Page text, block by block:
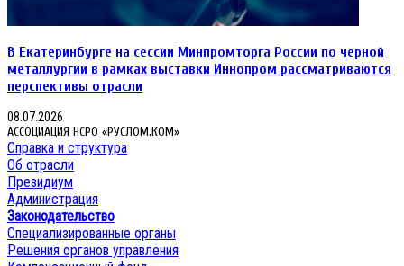
В Екатеринбурге на сессии Минпромторга России по черной
металлургии в рамках выставки Иннопром рассматриваются
перспективы отрасли
08.07.2026
АССОЦИАЦИЯ НСРО «РУСЛОМ.КОМ»
Справка и структура
Об отрасли
Президиум
Администрация
Законодательство
Специализированные органы
Решения органов управления